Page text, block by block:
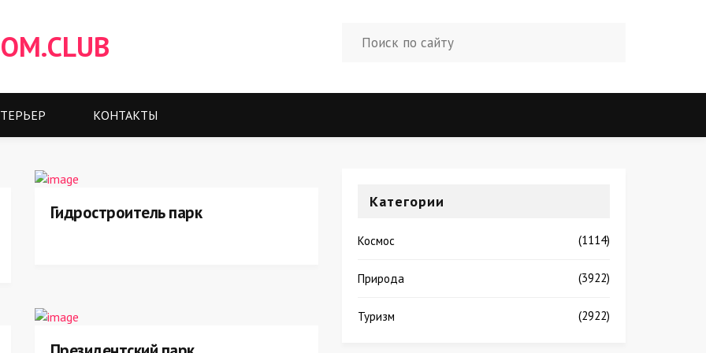
КОНТАКТЫ
Гидростроитель парк
Категории
Космос (1114)
Природа (3922)
Туризм (2922)